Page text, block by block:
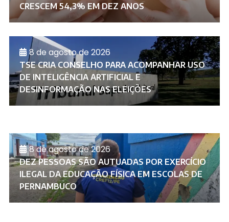
CRESCEM 54,3% EM DEZ ANOS
8 de agosto de 2026
TSE CRIA CONSELHO PARA ACOMPANHAR USO
DE INTELIGÊNCIA ARTIFICIAL E
DESINFORMAÇÃO NAS ELEIÇÕES
8 de agosto de 2026
DEZ PESSOAS SÃO AUTUADAS POR EXERCÍCIO
ILEGAL DA EDUCAÇÃO FÍSICA EM ESCOLAS DE
PERNAMBUCO